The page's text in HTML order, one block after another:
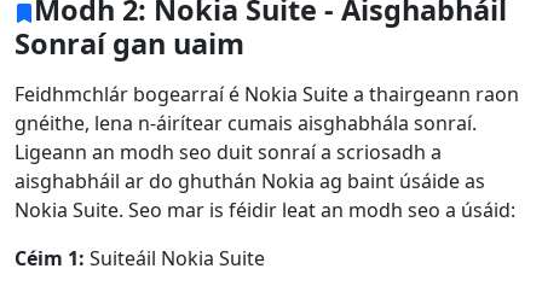
Modh 2: Nokia Suite - Aisghabháil
Sonraí gan uaim
Feidhmchlár bogearraí é Nokia Suite a thairgeann raon
gnéithe, lena n-áirítear cumais aisghabhála sonraí.
Ligeann an modh seo duit sonraí a scriosadh a
aisghabháil ar do ghuthán Nokia ag baint úsáide as
Nokia Suite. Seo mar is féidir leat an modh seo a úsáid:
Céim 1: Suiteáil Nokia Suite